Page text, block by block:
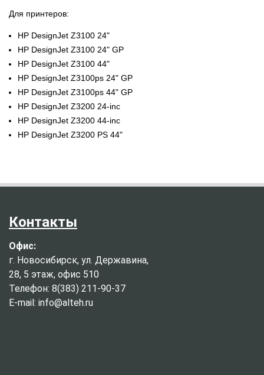
Для принтеров:
HP DesignJet Z3100 24"
HP DesignJet Z3100 24" GP
HP DesignJet Z3100 44"
HP DesignJet Z3100ps 24" GP
HP DesignJet Z3100ps 44" GP
HP DesignJet Z3200 24-inc
HP DesignJet Z3200 44-inc
HP DesignJet Z3200 PS 44"
Контакты
Офис:
г. Новосибирск, ул. Державина,
28, 5 этаж, офис 510
Телефон: 8(383) 211-90-37
E-mail: info@alteh.ru